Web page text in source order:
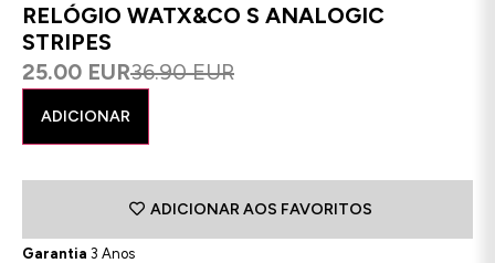
RELÓGIO WATX&CO S ANALOGIC
STRIPES
25.00 EUR36.90 EUR
ADICIONAR
ADICIONAR AOS FAVORITOS
Garantia 3 Anos